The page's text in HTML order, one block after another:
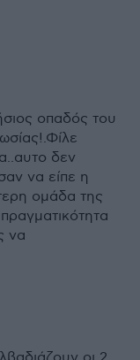
οπαδός του
δεν
να είπε η
ομάδα της
να